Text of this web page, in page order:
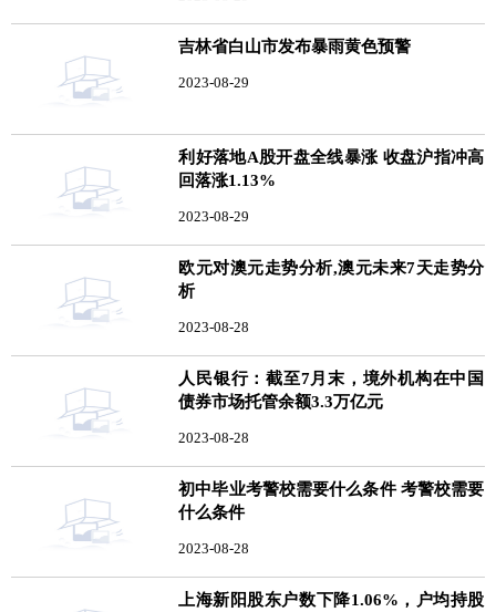
吉林省白山市发布暴雨黄色预警
2023-08-29
利好落地A股开盘全线暴涨 收盘沪指冲高
回落涨1.13%
2023-08-29
欧元对澳元走势分析,澳元未来7天走势分
析
2023-08-28
人民银行：截至7月末，境外机构在中国
债券市场托管余额3.3万亿元
2023-08-28
初中毕业考警校需要什么条件 考警校需要
什么条件
2023-08-28
上海新阳股东户数下降1.06%，户均持股